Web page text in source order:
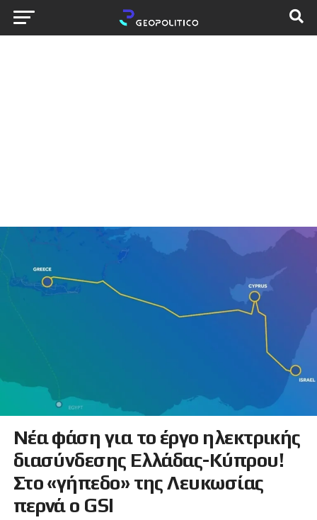
Νέα φάση για το έργο ηλεκτρικής
διασύνδεσης Ελλάδας-Κύπρου!
Στο «γήπεδο» της Λευκωσίας
περνά ο GSI